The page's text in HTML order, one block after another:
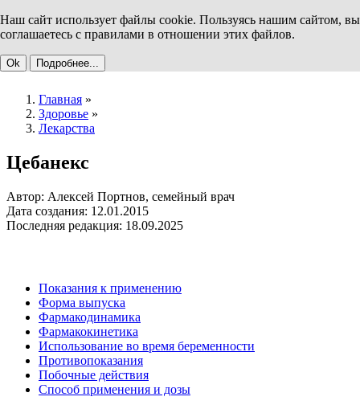
Наш сайт использует файлы cookie. Пользуясь нашим сайтом, вы
соглашаетесь с правилами в отношении этих файлов.
Ok Подробнее...
Главная »
Здоровье »
Лекарства
Цебанекс
Автор: Алексей Портнов, семейный врач
Дата создания: 12.01.2015
Последняя редакция: 18.09.2025
Показания к применению
Форма выпуска
Фармакодинамика
Фармакокинетика
Использование во время беременности
Противопоказания
Побочные действия
Способ применения и дозы